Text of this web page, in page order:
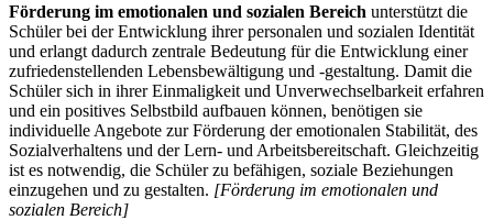
Förderung im emotionalen und sozialen Bereich unterstützt die
Schüler bei der Entwicklung ihrer personalen und sozialen Identität
und erlangt dadurch zentrale Bedeutung für die Entwicklung einer
zufriedenstellenden Lebensbewältigung und -gestaltung. Damit die
Schüler sich in ihrer Einmaligkeit und Unverwechselbarkeit erfahren
und ein positives Selbstbild aufbauen können, benötigen sie
individuelle Angebote zur Förderung der emotionalen Stabilität, des
Sozialverhaltens und der Lern- und Arbeitsbereitschaft. Gleichzeitig
ist es notwendig, die Schüler zu befähigen, soziale Beziehungen
einzugehen und zu gestalten. [Förderung im emotionalen und
sozialen Bereich]